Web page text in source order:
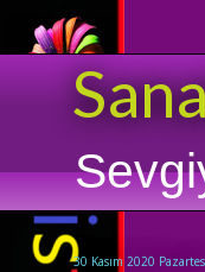
30 Kasım 2020